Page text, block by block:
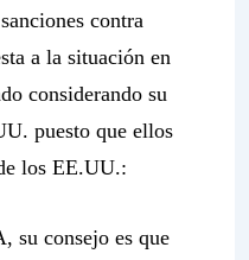
contra
a la situación en
considerando su
puesto que ellos
los EE.UU.:
su consejo es que